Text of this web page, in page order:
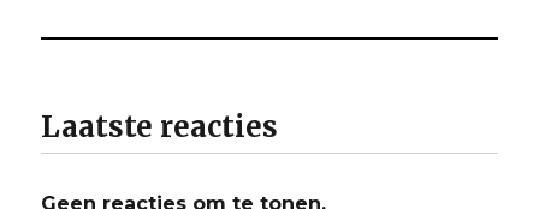
Laatste reacties
Geen reacties om te tonen.